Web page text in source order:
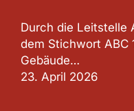
Durch die Leitstelle
dem Stichwort ABC
Gebäude…
23. April 2026